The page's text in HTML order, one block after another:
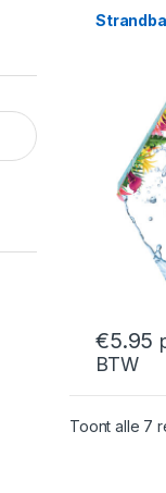
€5.95
BTW
Toont alle 7